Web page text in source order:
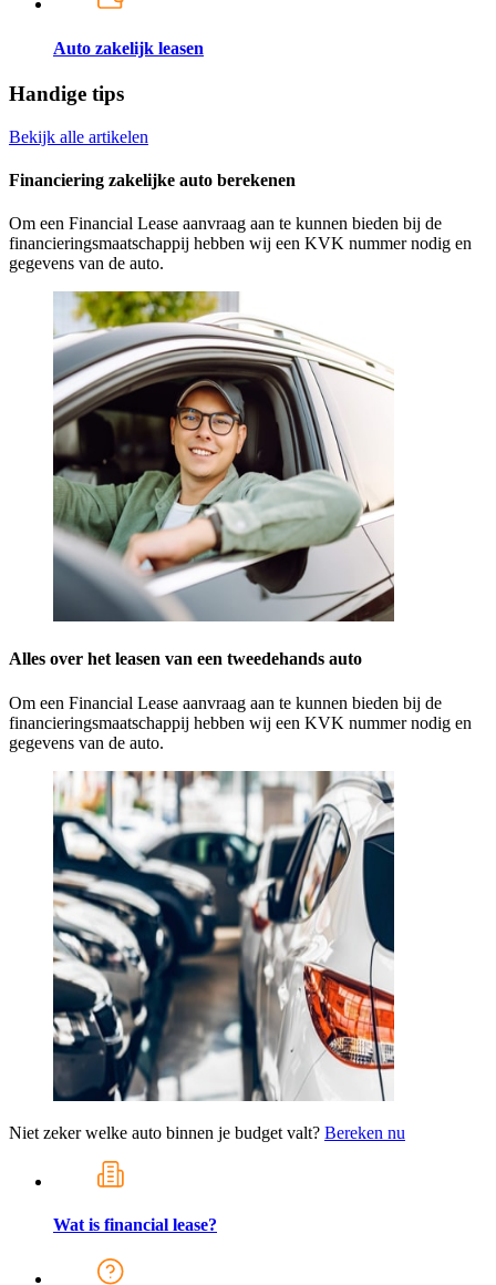
Auto zakelijk leasen
Handige tips
Bekijk alle artikelen
Financiering zakelijke auto berekenen
Om een Financial Lease aanvraag aan te kunnen bieden bij de
financieringsmaatschappij hebben wij een KVK nummer nodig en
gegevens van de auto.
Alles over het leasen van een tweedehands auto
Om een Financial Lease aanvraag aan te kunnen bieden bij de
financieringsmaatschappij hebben wij een KVK nummer nodig en
gegevens van de auto.
Niet zeker welke auto binnen je budget valt? Bereken nu
Wat is financial lease?